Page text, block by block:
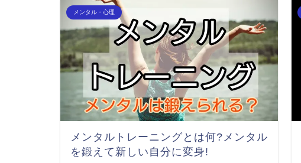
メンタル・心理
メンタルトレーニングとは何?メンタル
を鍛えて新しい自分に変身!